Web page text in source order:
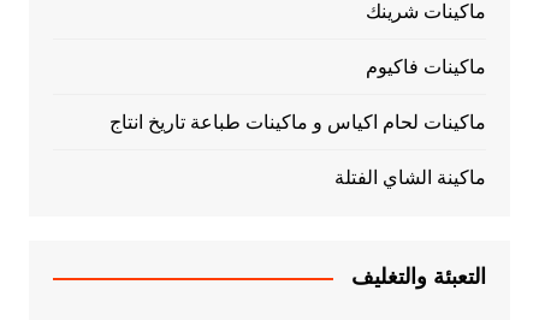
ماكينات شرينك
ماكينات فاكيوم
ماكينات لحام اكياس و ماكينات طباعة تاريخ انتاج
ماكينة الشاي الفتلة
التعبئة والتغليف